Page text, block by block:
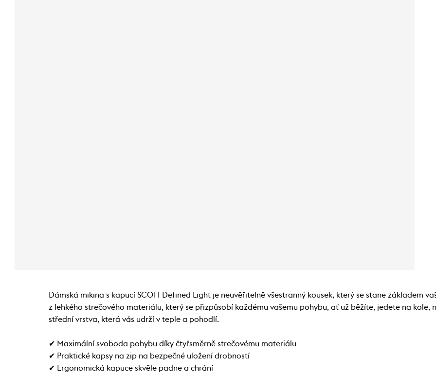
Dámská mikina s kapucí SCOTT Defined Light je neuvěřitelně všestranný kousek, který se stane základem
z lehkého strečového materiálu, který se přizpůsobí každému vašemu pohybu, ať už běžíte, jedete na kole,
střední vrstva, která vás udrží v teple a pohodlí.
✔ Maximální svoboda pohybu díky čtyřsměrně strečovému materiálu
✔ Praktické kapsy na zip na bezpečné uložení drobností
✔ Ergonomická kapuce skvěle padne a chrání